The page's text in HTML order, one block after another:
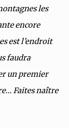
les
encore
est l’endroit
faudra
un premier
Faites naître